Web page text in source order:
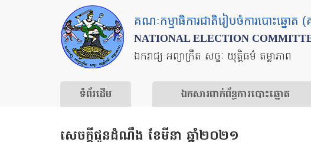
គណៈកម្មាធិការជាតិរៀបចំការបោះឆ្នោត
NATIONAL ELECTION
ឯករាជ្យ អព្យាក្រឹត សច្ចៈ យុត្តិធម៌ តម្លាភាព
ទំព័រ​ដើម ឯកសារ​ពាក់ព័ន្ធ​ការ​បោះឆ្នោត
សេចក្ដីជូនដំណឹង ខែមីនា ឆ្នាំ២០២១